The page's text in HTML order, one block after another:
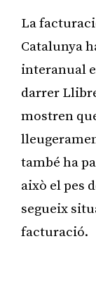
La
Catalunya
interanual
darrer
mostren
també ha
això el pes
segueix
facturació.